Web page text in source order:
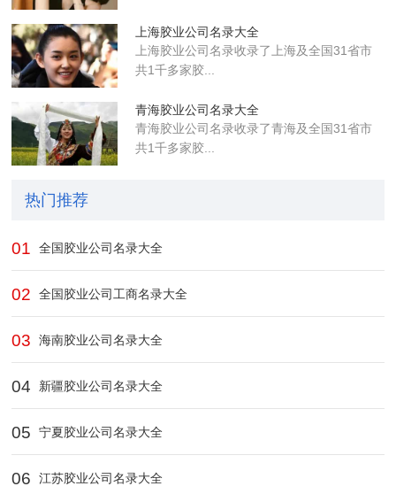
上海胶业公司名录大全
上海胶业公司名录收录了上海及全国31省市
共1千多家胶...
青海胶业公司名录大全
青海胶业公司名录收录了青海及全国31省市
共1千多家胶...
热门推荐
01 全国胶业公司名录大全
02 全国胶业公司工商名录大全
03 海南胶业公司名录大全
04 新疆胶业公司名录大全
05 宁夏胶业公司名录大全
06 江苏胶业公司名录大全